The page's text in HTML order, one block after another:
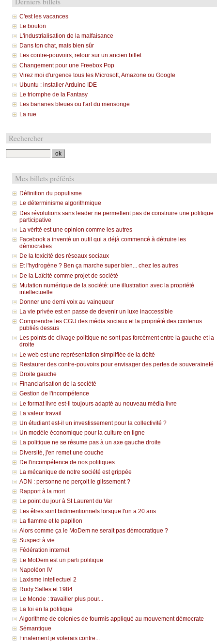
C'est les vacances
Le bouton
L'industrialisation de la malfaisance
Dans ton chat, mais bien sûr
Les contre-pouvoirs, retour sur un ancien billet
Changement pour une Freebox Pop
Virez moi d'urgence tous les Microsoft, Amazone ou Google
Ubuntu : installer Arduino IDE
Le triomphe de la Fantasy
Les bananes bleues ou l'art du mensonge
La rue
Rechercher
Mes billets préférés
Définition du populisme
Le déterminisme algorithmique
Des révolutions sans leader ne permettent pas de construire une politique
participative
La vérité est une opinion comme les autres
Facebook a inventé un outil qui a déjà commencé à détruire les
démocraties
De la toxicité des réseaux sociaux
Et l'hydrogène ? Ben ça marche super bien... chez les autres
De la Laïcité comme projet de société
Mutation numérique de la société: une illustration avec la propriété
intellectuelle
Donner une demi voix au vainqueur
La vie privée est en passe de devenir un luxe inaccessible
Comprendre les CGU des média sociaux et la propriété des contenus
publiés dessus
Les points de clivage politique ne sont pas forcément entre la gauche et la
droite
Le web est une représentation simplifiée de la déité
Restaurer des contre-pouvoirs pour envisager des pertes de souveraineté
Droite gauche
Financiarisation de la société
Gestion de l'incompétence
Le format livre est-il toujours adapté au nouveau média livre
La valeur travail
Un étudiant est-il un investissement pour la collectivité ?
Un modèle économique pour la culture en ligne
La politique ne se résume pas à un axe gauche droite
Diversité, j'en remet une couche
De l'incompétence de nos politiques
La mécanique de notre société est grippée
ADN : personne ne perçoit le glissement ?
Rapport à la mort
Le point du jour à St Laurent du Var
Les êtres sont bidimentionnels lorsque l'on a 20 ans
La flamme et le papillon
Alors comme ça le MoDem ne serait pas démocratique ?
Suspect à vie
Fédération internet
Le MoDem est un parti politique
Napoléon IV
Laxisme intellectuel 2
Rudy Salles et 1984
Le Monde : travailler plus pour...
La foi en la politique
Algorithme de colonies de fourmis appliqué au mouvement démocrate
Sémantique
Finalement je voterais contre...